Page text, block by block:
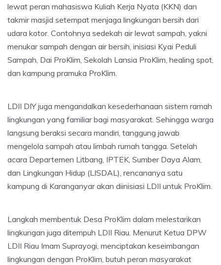
lewat peran mahasiswa Kuliah Kerja Nyata (KKN) dan
takmir masjid setempat menjaga lingkungan bersih dari
udara kotor. Contohnya sedekah air lewat sampah, yakni
menukar sampah dengan air bersih, inisiasi Kyai Peduli
Sampah, Dai ProKlim, Sekolah Lansia ProKlim, healing spot,
dan kampung pramuka ProKlim.
LDII DIY juga mengandalkan kesederhanaan sistem ramah
lingkungan yang familiar bagi masyarakat. Sehingga warga
langsung beraksi secara mandiri, tanggung jawab
mengelola sampah atau limbah rumah tangga. Setelah
acara Departemen Litbang, IPTEK, Sumber Daya Alam,
dan Lingkungan Hidup (LISDAL), rencananya satu
kampung di Karanganyar akan diinisiasi LDII untuk ProKlim.
Langkah membentuk Desa ProKlim dalam melestarikan
lingkungan juga ditempuh LDII Riau. Menurut Ketua DPW
LDII Riau Imam Suprayogi, menciptakan keseimbangan
lingkungan dengan ProKlim, butuh peran masyarakat